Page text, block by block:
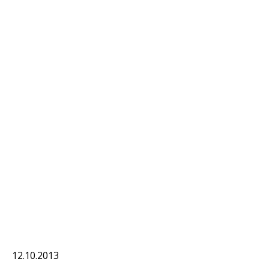
12.10.2013